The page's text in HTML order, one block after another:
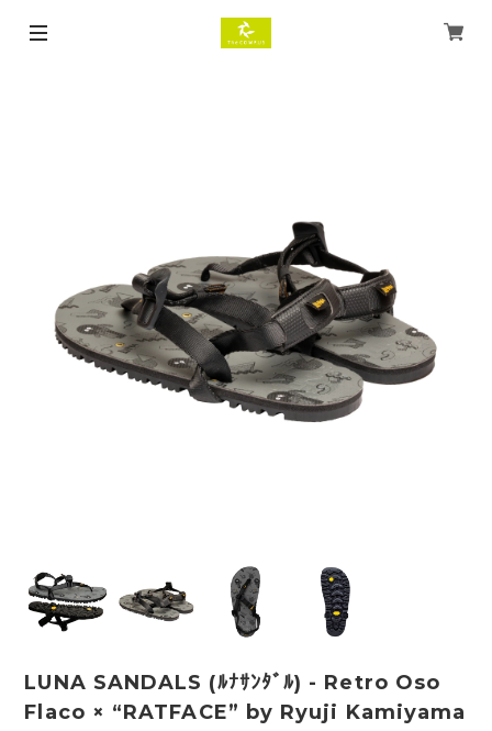
LUNA SANDALS (ﾙﾅｻﾝﾀﾞﾙ) - Retro Oso
Flaco × “RATFACE” by Ryuji Kamiyama